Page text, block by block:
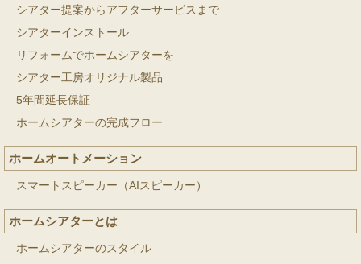
シアター提案からアフターサービスまで
シアターインストール
リフォームでホームシアターを
シアター工房オリジナル製品
5年間延長保証
ホームシアターの完成フロー
ホームオートメーション
スマートスピーカー（AIスピーカー）
ホームシアターとは
ホームシアターのスタイル